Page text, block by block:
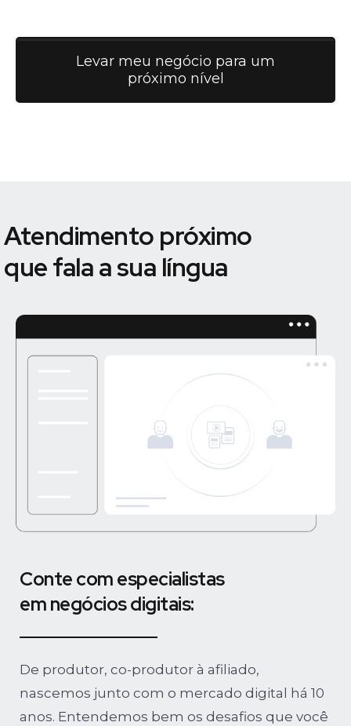
Levar meu negócio para um
próximo nível
Atendimento próximo
que fala a sua língua
Conte com especialistas
em negócios digitais:
De produtor, co-produtor à afiliado,
nascemos junto com o mercado digital há 10
anos. Entendemos bem os desafios que você